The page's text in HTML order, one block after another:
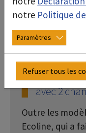
Nouveau
avec 2
Outre les
Ecoline, qui a
notre Politique
Paramètres
Refuser tous les